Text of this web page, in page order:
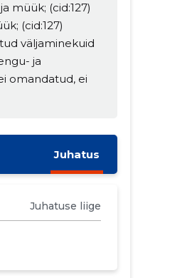
müük; (cid:127)
(cid:127)
väljaminekuid
ja
omandatud, ei
Juhatus
Juhatuse liige